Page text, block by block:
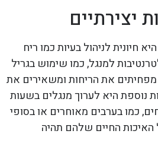
יצירתיים
חיונית לניהול בעיות כמו ריח
למנגל, כמו שימוש בגריל
את הריחות ומשאירים את
נוספת היא לערוך מנגלים בשעות
כמו בערבים מאוחרים או בסופי
החיים שלהם תהיה